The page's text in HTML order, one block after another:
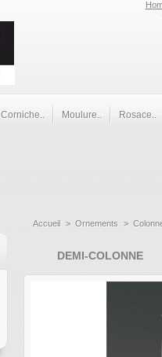
Corniche.. Moulure.. Rosace..
Accueil > Ornements >
DEMI-COLONNE